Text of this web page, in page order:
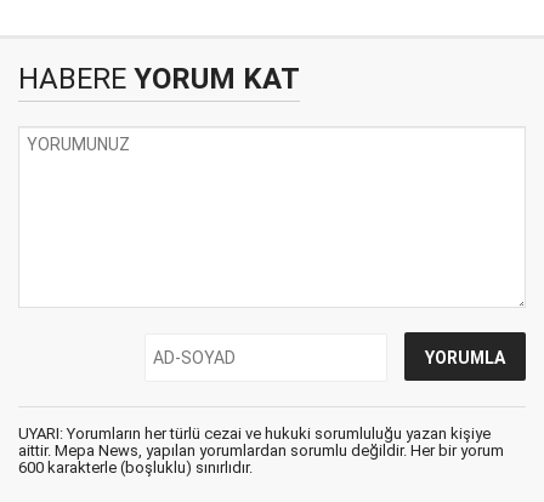
HABERE YORUM KAT
UYARI: Yorumların her türlü cezai ve hukuki sorumluluğu yazan kişiye
aittir. Mepa News, yapılan yorumlardan sorumlu değildir. Her bir yorum
600 karakterle (boşluklu) sınırlıdır.